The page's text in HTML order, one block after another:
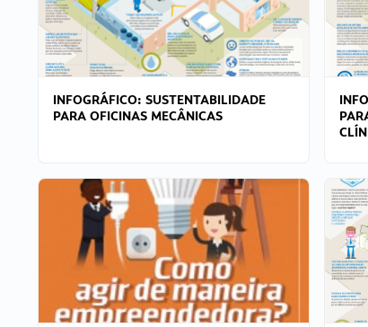
INFOGRÁFICO: SUSTENTABILIDADE
PARA OFICINAS MECÂNICAS